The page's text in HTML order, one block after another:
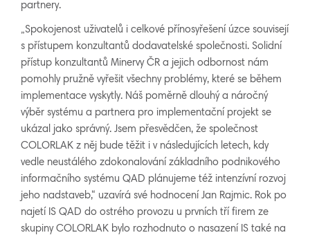
partnery.
„Spokojenost uživatelů i celkové přínosyřešení úzce souvisejí
s přístupem konzultantů dodavatelské společnosti. Solidní
přístup konzultantů Minervy ČR a jejich odbornost nám
pomohly pružně vyřešit všechny problémy, které se během
implementace vyskytly. Náš poměrně dlouhý a náročný
výběr systému a partnera pro implementační projekt se
ukázal jako správný. Jsem přesvědčen, že společnost
COLORLAK z něj bude těžit i v následujících letech, kdy
vedle neustálého zdokonalování základního podnikového
informačního systému QAD plánujeme též intenzívní rozvoj
jeho nadstaveb,“ uzavírá své hodnocení Jan Rajmic. Rok po
najetí IS QAD do ostrého provozu u prvních tří firem ze
skupiny COLORLAK bylo rozhodnuto o nasazení IS také na